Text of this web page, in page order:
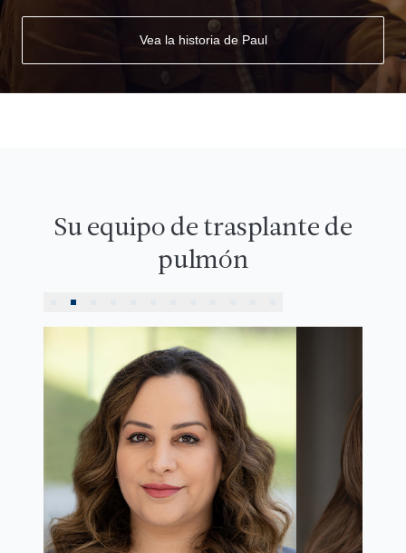
Vea la historia de Paul
Su equipo de trasplante de
pulmón